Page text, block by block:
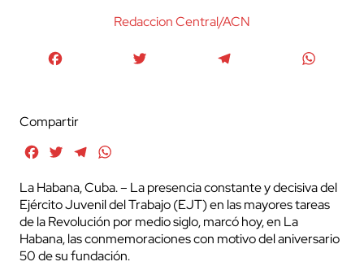
Redaccion Central/ACN
Compartir
FacebookTwitterTelegram
La Habana, Cuba. – La presencia constante y decisiva del
Ejército Juvenil del Trabajo (EJT) en las mayores tareas
de la Revolución por medio siglo, marcó hoy, en La
Habana, las conmemoraciones con motivo del aniversario
50 de su fundación.